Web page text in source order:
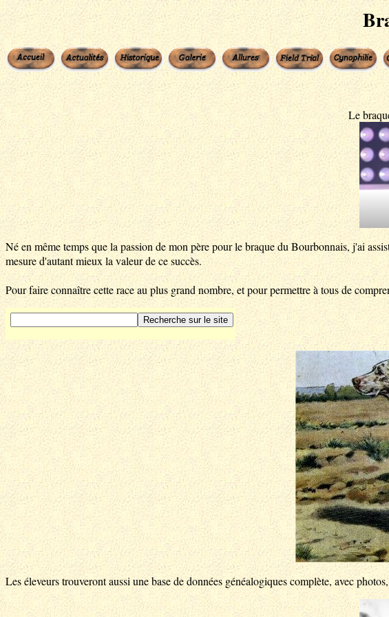
Le
Né en même temps que la passion de mon père pour le braque du Bourbonnais, j'ai
mesure d'autant mieux la valeur de ce succès.
Pour faire connaître cette race au plus grand nombre, et pour permettre à tous de
Les éleveurs trouveront aussi une base de données généalogiques complète, avec